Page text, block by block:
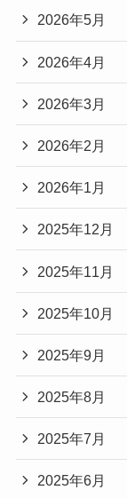
2026年5月
2026年4月
2026年3月
2026年2月
2026年1月
2025年12月
2025年11月
2025年10月
2025年9月
2025年8月
2025年7月
2025年6月